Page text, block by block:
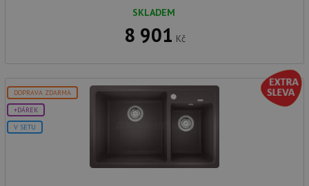
SKLADEM
8 901 Kč
DOPRAVA ZDARMA
+DÁREK
V SETU